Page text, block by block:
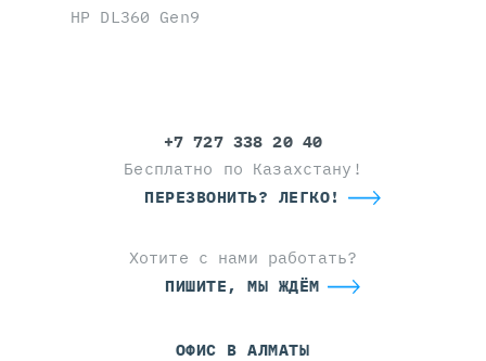
HP DL360 Gen9
+7 727 338 20 40
Бесплатно по Казахстану!
ПЕРЕЗВОНИТЬ? ЛЕГКО!
Хотите с нами работать?
ПИШИТЕ, МЫ ЖДЁМ
ОФИС В АЛМАТЫ